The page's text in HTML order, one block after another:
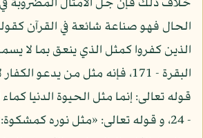
خلاف ذلك فإن جل الأمثال المضروبة في
الحال فهو صناعة شائعة في القرآن
الذين كفروا كمثل الذي ينعق بما لا
البقرة - 171، فإنه مثل من يدعو
قوله تعالى: إنما مثل الحيوة الدنيا كماء